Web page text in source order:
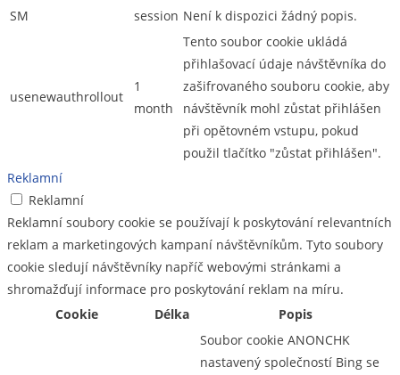
SM
session Není k dispozici žádný popis.
usenewauthrollout
1
month
Tento soubor cookie ukládá
přihlašovací údaje návštěvníka do
zašifrovaného souboru cookie, aby
návštěvník mohl zůstat přihlášen
při opětovném vstupu, pokud
použil tlačítko "zůstat přihlášen".
Reklamní
Reklamní
Reklamní soubory cookie se používají k poskytování relevantních
reklam a marketingových kampaní návštěvníkům. Tyto soubory
cookie sledují návštěvníky napříč webovými stránkami a
shromažďují informace pro poskytování reklam na míru.
Cookie
Délka Popis
Soubor cookie ANONCHK
nastavený společností Bing se